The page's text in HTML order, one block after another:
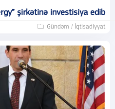
şirkətinə investisiya edib
Gündəm / İqtisadiyyat